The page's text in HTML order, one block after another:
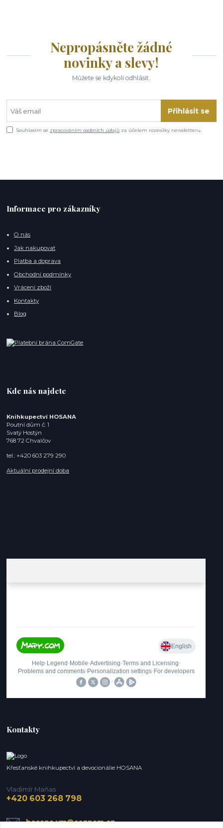
Nepropásněte žádné
novinky a slevy!
Můžete se kdykoli odhlásit.
Přihlásit se
Souhlasím se zpracováním osobních údajů za účelem rozesílky newsletteru.
Informace pro zákazníky
O nás
Jak nakupovat
Platba a doprava
Obchodní podmínky
Vrácení zboží
Kontakty
Blog
Kde nás najdete
Knihkupectví HOSANA
Poutní dům č. 1
Svatý Hostýn
768 72 Chvalčov
tel.: +420 603 279 290
Aktuální prodejní doba
Kontakty
Křesťanské knihkupectví a devocionálie HOSANA
Vladimír Maňas
+420 603 268 798
hosana.vm@seznam.cz